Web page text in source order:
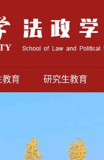
教育 研究生教育